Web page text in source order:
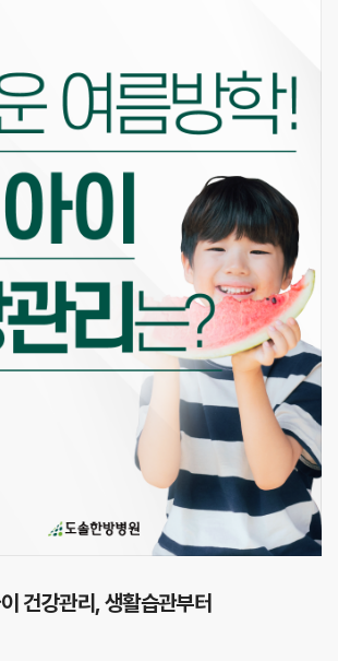
건강관리, 생활습관부터